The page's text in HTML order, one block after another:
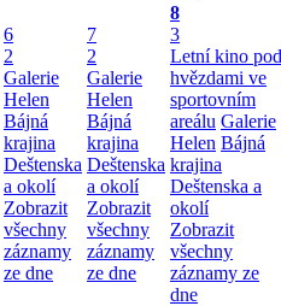
6
2
Galerie
Helen
Bájná
krajina
Deštenska
a okolí
Zobrazit
všechny
záznamy
ze dne
7
2
Galerie
Helen
Bájná
krajina
Deštenska
a okolí
Zobrazit
všechny
záznamy
ze dne
8
3
Letní kino pod
hvězdami ve
sportovním
areálu Galerie
Helen Bájná
krajina
Deštenska a
okolí
Zobrazit
všechny
záznamy ze
dne